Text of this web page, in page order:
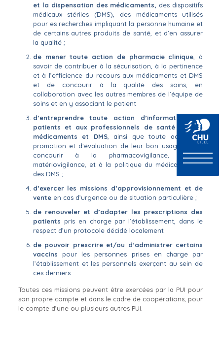
et la dispensation des médicaments, des dispositifs
médicaux stériles (DMS), des médicaments utilisés
pour es recherches impliquant la personne humaine et
de certains autres produits de santé, et d’en assurer
la qualité ;
de mener toute action de pharmacie clinique , à
savoir de contribuer à la sécurisation, à la pertinence
et à l’efficience du recours aux médicaments et DMS
et de concourir à la qualité des soins, en
collaboration avec les autres membres de l’équipe de
soins et en y associant le patient
d’entreprendre toute action d’information aux
patients et aux professionnels de santé sur les
médicaments et DMS, ainsi que toute action de
promotion et d’évaluation de leur bon usage, et de
concourir à la pharmacovigilance, à la
matériovigilance, et à la politique du médicament et
des DMS ;
d’exercer les missions d’approvisionnement et de
venteen cas d’urgence ou de situation particulière ;
de renouveler et d’adapter les prescriptions des
patients pris en charge par l’établissement, dans le
respect d’un protocole décidé localement
de pouvoir prescrire et/ou d’administrer certains
vaccins pour les personnes prises en charge par
l’établissement et les personnels exerçant au sein de
ces derniers.
Toutes ces missions peuvent être exercées par la PUI pour
son propre compte et dans le cadre de coopérations, pour
le compte d’une ou plusieurs autres PUI.